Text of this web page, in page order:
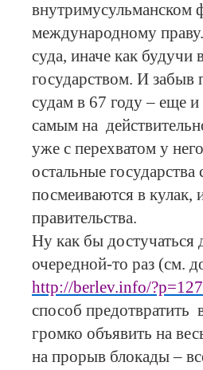
внутримусульманском
международному
суда, иначе как
государством. И забыв
судам в 67 году – еще
самым на
уже с перехватом у
остальные
посмеиваются в кулак,
правительства.
Ну как бы достучаться
очередной-то раз (см.
http://berlev.info/?p=127
способ предотвратить
громко объявить на
на прорыв блокады –